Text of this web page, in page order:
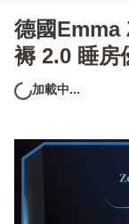
德國Emma
褥 2.0 睡房
加載中...